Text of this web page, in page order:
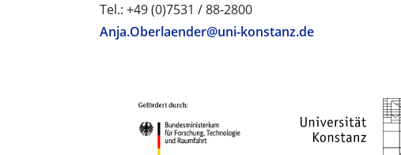
Tel.: +49 (0)7531 / 88-2800
Anja.Oberlaender@uni-konstanz.de